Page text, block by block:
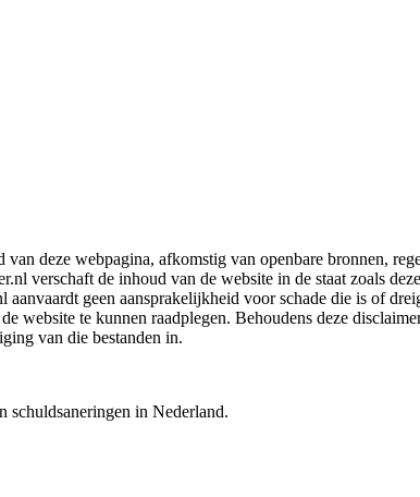
deze webpagina, afkomstig van openbare bronnen,
verschaft de inhoud van de website in de staat zoals
aanvaardt geen aansprakelijkheid voor schade die is of
website te kunnen raadplegen. Behoudens deze
van die bestanden in.
schuldsaneringen in Nederland.